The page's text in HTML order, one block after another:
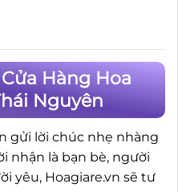
Hàng Hoa
Nguyên
gửi lời chúc nhẹ nhàng
nhận là bạn bè, người
yêu, Hoagiare.vn sẽ tư